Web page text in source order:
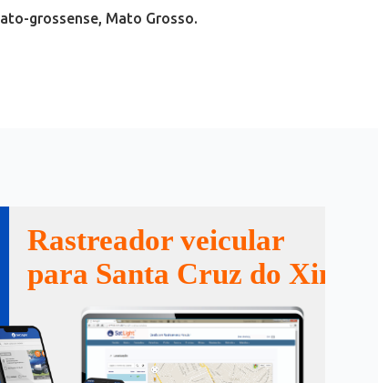
grossense, Mato Grosso.
Rastreador veicular
para Santa Cruz do Xingu